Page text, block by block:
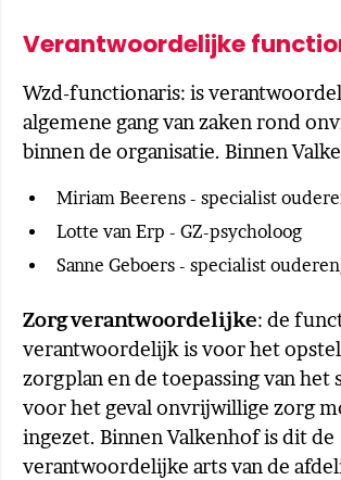
Verantwoordelijke
Wzd-functionaris: is
algemene gang van zaken rond
binnen de organisatie. Binnen
Miriam Beerens - specialist
Lotte van Erp - GZ-psycholoog
Sanne Geboers - specialist
Zorgverantwoordelijke: de
verantwoordelijk is voor het
zorgplan en de toepassing van het
voor het geval onvrijwillige zorg
ingezet. Binnen Valkenhof is dit de
verantwoordelijke arts van de